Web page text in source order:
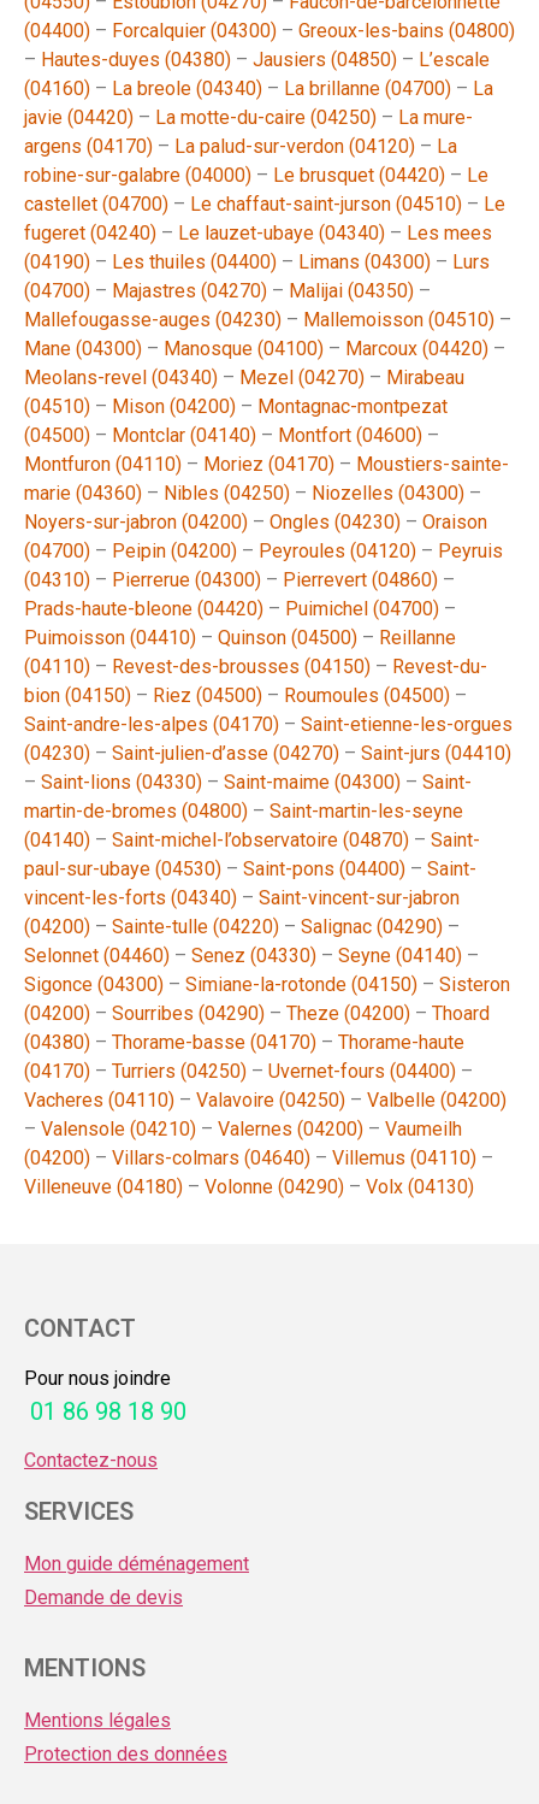
(04400) – Forcalquier (04300) – Greoux-les-bains (04800)
– Hautes-duyes (04380) – Jausiers (04850) – L’escale
(04160) – La breole (04340) – La brillanne (04700) – La
javie (04420) – La motte-du-caire (04250) – La mure-
argens (04170) – La palud-sur-verdon (04120) – La
robine-sur-galabre (04000) – Le brusquet (04420) – Le
castellet (04700) – Le chaffaut-saint-jurson (04510) – Le
fugeret (04240) – Le lauzet-ubaye (04340) – Les mees
(04190) – Les thuiles (04400) – Limans (04300) – Lurs
(04700) – Majastres (04270) – Malijai (04350) –
Mallefougasse-auges (04230) – Mallemoisson (04510) –
Mane (04300) – Manosque (04100) – Marcoux (04420) –
Meolans-revel (04340) – Mezel (04270) – Mirabeau
(04510) – Mison (04200) – Montagnac-montpezat
(04500) – Montclar (04140) – Montfort (04600) –
Montfuron (04110) – Moriez (04170) – Moustiers-sainte-
marie (04360) – Nibles (04250) – Niozelles (04300) –
Noyers-sur-jabron (04200) – Ongles (04230) – Oraison
(04700) – Peipin (04200) – Peyroules (04120) – Peyruis
(04310) – Pierrerue (04300) – Pierrevert (04860) –
Prads-haute-bleone (04420) – Puimichel (04700) –
Puimoisson (04410) – Quinson (04500) – Reillanne
(04110) – Revest-des-brousses (04150) – Revest-du-
bion (04150) – Riez (04500) – Roumoules (04500) –
Saint-andre-les-alpes (04170) – Saint-etienne-les-orgues
(04230) – Saint-julien-d’asse (04270) – Saint-jurs (04410)
– Saint-lions (04330) – Saint-maime (04300) – Saint-
martin-de-bromes (04800) – Saint-martin-les-seyne
(04140) – Saint-michel-l’observatoire (04870) – Saint-
paul-sur-ubaye (04530) – Saint-pons (04400) – Saint-
vincent-les-forts (04340) – Saint-vincent-sur-jabron
(04200) – Sainte-tulle (04220) – Salignac (04290) –
Selonnet (04460) – Senez (04330) – Seyne (04140) –
Sigonce (04300) – Simiane-la-rotonde (04150) – Sisteron
(04200) – Sourribes (04290) – Theze (04200) – Thoard
(04380) – Thorame-basse (04170) – Thorame-haute
(04170) – Turriers (04250) – Uvernet-fours (04400) –
Vacheres (04110) – Valavoire (04250) – Valbelle (04200)
– Valensole (04210) – Valernes (04200) – Vaumeilh
(04200) – Villars-colmars (04640) – Villemus (04110) –
Villeneuve (04180) – Volonne (04290) – Volx (04130)
CONTACT
Pour nous joindre
01 86 98 18 90
Contactez-nous
SERVICES
Mon guide déménagement
Demande de devis
MENTIONS
Mentions légales
Protection des données